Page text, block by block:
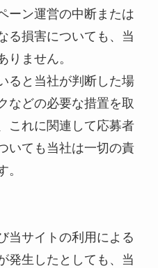
ーン運営の中断または
る損害についても、当
りません。
ると当社が判断した場
などの必要な措置を取
これに関連して応募者
いても当社は一切の責
。
当サイトの利用による
発生したとしても、当